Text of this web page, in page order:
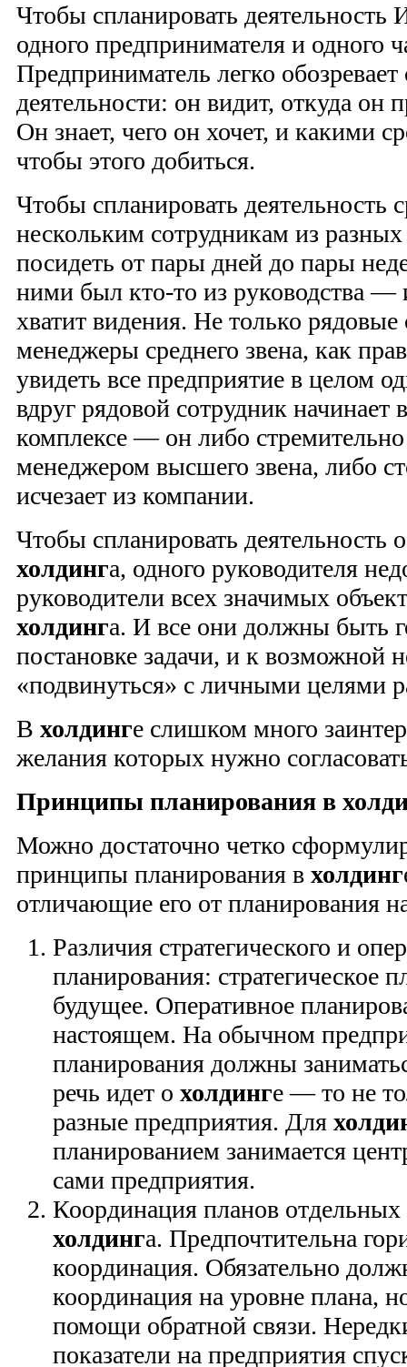
Чтобы спланировать
одного предпринимателя и одного
Предприниматель легко обозревает
деятельности: он видит, откуда он
Он знает, чего он хочет, и какими
чтобы этого добиться.
Чтобы спланировать деятельность
нескольким сотрудникам из разных
посидеть от пары дней до пары
ними был кто-то из руководства —
хватит видения. Не только
менеджеры среднего звена, как
увидеть все предприятие в целом
вдруг рядовой сотрудник начинает
комплексе — он либо стремительно
менеджером высшего звена, либо
исчезает из компании.
Чтобы спланировать деятельность
холдинга, одного руководителя
руководители всех значимых
холдинга. И все они должны быть
постановке задачи, и к возможной
«подвинуться» с личными целями
В холдинге слишком много
желания которых нужно
Принципы планирования в
Можно достаточно четко
принципы планирования в холдинг
отличающие его от планирования
Различия стратегического и
планирования: стратегическое
будущее. Оперативное
настоящем. На обычном
планирования должны
речь идет о холдинге — то не
разные предприятия. Для
планированием занимается
сами предприятия.
Координация планов
холдинга. Предпочтительна
координация. Обязательно
координация на уровне плана,
помощи обратной связи.
показатели на предприятия